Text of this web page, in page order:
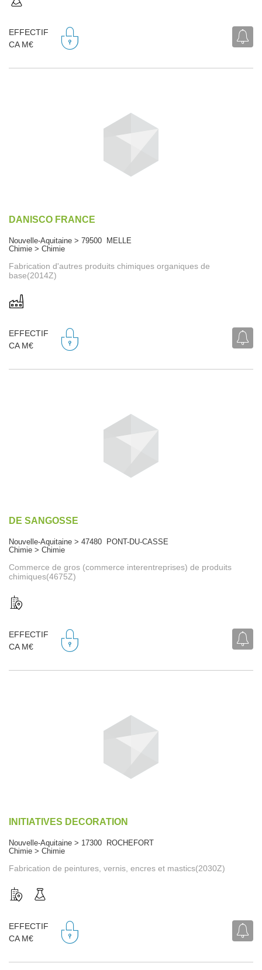
EFFECTIF
CA M€
DANISCO FRANCE
Nouvelle-Aquitaine > 79500 MELLE
Chimie > Chimie
Fabrication d'autres produits chimiques organiques de
base(2014Z)
EFFECTIF
CA M€
DE SANGOSSE
Nouvelle-Aquitaine > 47480 PONT-DU-CASSE
Chimie > Chimie
Commerce de gros (commerce interentreprises) de produits
chimiques(4675Z)
EFFECTIF
CA M€
INITIATIVES DECORATION
Nouvelle-Aquitaine > 17300 ROCHEFORT
Chimie > Chimie
Fabrication de peintures, vernis, encres et mastics(2030Z)
EFFECTIF
CA M€